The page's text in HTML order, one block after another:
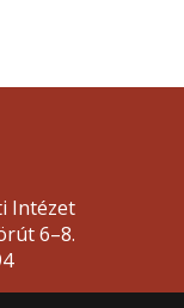
Intézet
6–8.